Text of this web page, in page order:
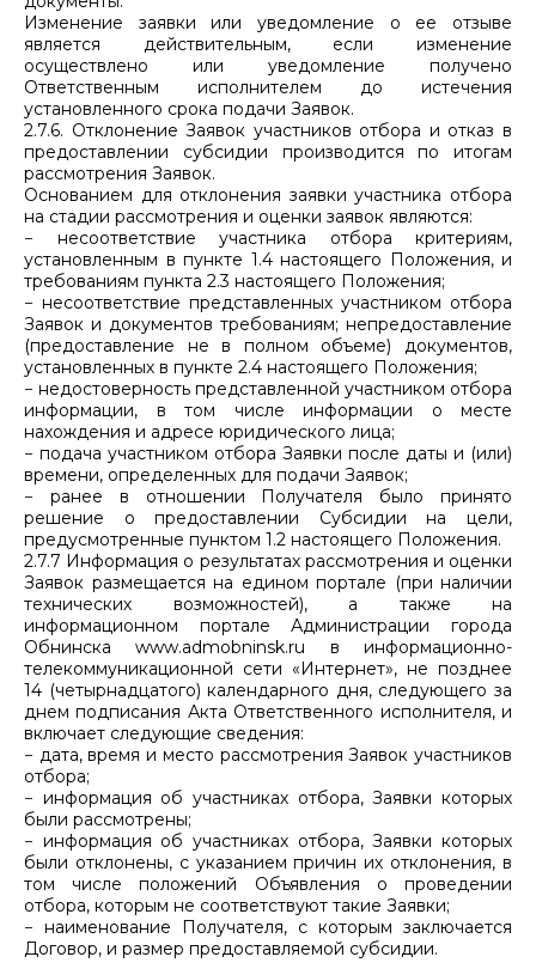
Изменение заявки или уведомление о ее отзыве
является действительным, если изменение
осуществлено или уведомление получено
Ответственным исполнителем до истечения
установленного срока подачи Заявок.
2.7.6. Отклонение Заявок участников отбора и отказ в
предоставлении субсидии производится по итогам
рассмотрения Заявок.
Основанием для отклонения заявки участника отбора
на стадии рассмотрения и оценки заявок являются:
− несоответствие участника отбора критериям,
установленным в пункте 1.4 настоящего Положения, и
требованиям пункта 2.3 настоящего Положения;
− несоответствие представленных участником отбора
Заявок и документов требованиям; непредоставление
(предоставление не в полном объеме) документов,
установленных в пункте 2.4 настоящего Положения;
− недостоверность представленной участником отбора
информации, в том числе информации о месте
нахождения и адресе юридического лица;
− подача участником отбора Заявки после даты и (или)
времени, определенных для подачи Заявок;
− ранее в отношении Получателя было принято
решение о предоставлении Субсидии на цели,
предусмотренные пунктом 1.2 настоящего Положения.
2.7.7 Информация о результатах рассмотрения и оценки
Заявок размещается на едином портале (при наличии
технических возможностей), а также на
информационном портале Администрации города
Обнинска www.admobninsk.ru в информационно-
телекоммуникационной сети «Интернет», не позднее
14 (четырнадцатого) календарного дня, следующего за
днем подписания Акта Ответственного исполнителя, и
включает следующие сведения:
− дата, время и место рассмотрения Заявок участников
отбора;
− информация об участниках отбора, Заявки которых
были рассмотрены;
− информация об участниках отбора, Заявки которых
были отклонены, с указанием причин их отклонения, в
том числе положений Объявления о проведении
отбора, которым не соответствуют такие Заявки;
− наименование Получателя, с которым заключается
Договор, и размер предоставляемой субсидии.